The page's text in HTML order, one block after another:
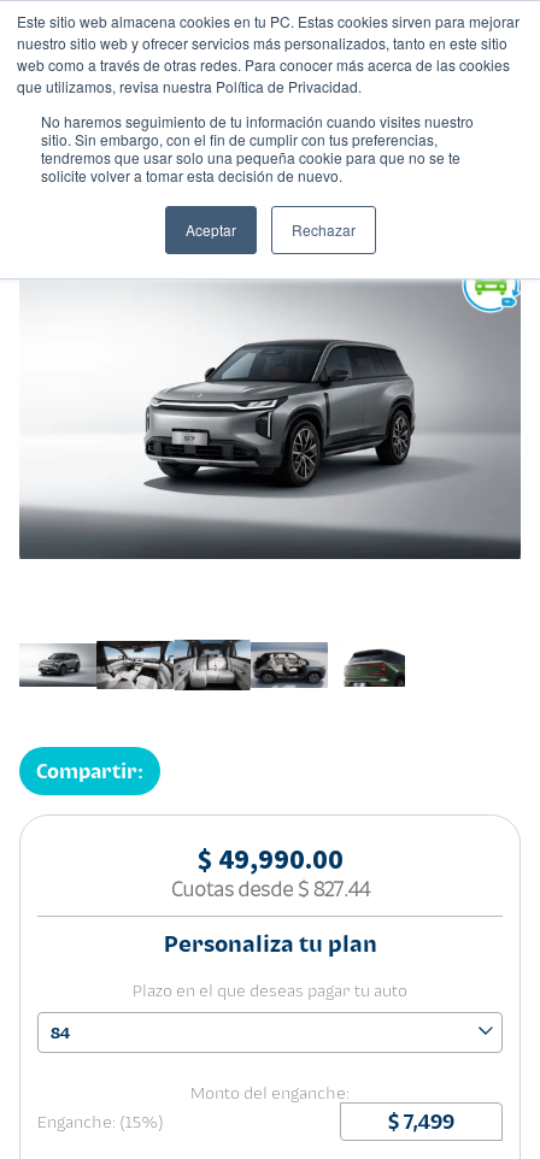
Este sitio web almacena cookies en tu PC. Estas cookies sirven para mejorar
nuestro sitio web y ofrecer servicios más personalizados, tanto en este sitio
web como a través de otras redes. Para conocer más acerca de las cookies
que utilizamos, revisa nuestra Política de Privacidad.
No haremos seguimiento de tu información cuando visites nuestro
sitio. Sin embargo, con el fin de cumplir con tus preferencias,
tendremos que usar solo una pequeña cookie para que no se te
solicite volver a tomar esta decisión de nuevo.
Aceptar Rechazar
GAC S7 4WD ULTRA
HIBRIDA
Compartir:
$ 49,990.00
Cuotas desde $ 827.44
Personaliza tu plan
Plazo en el que deseas pagar tu auto
84
Monto del enganche:
Enganche: (15%)